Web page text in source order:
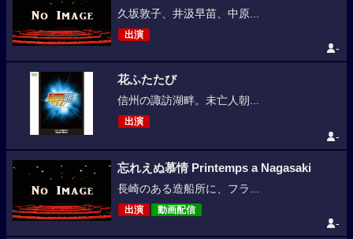
久坂敦子、井汲早苗、中原...
出演
-
花ふたたび
信州の諏訪湖畔。未亡人朝...
出演
-
忘れえぬ慕情 Printemps a Nagasaki
長崎のある造船所に、フラ...
出演 動画配信
-